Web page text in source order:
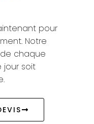
pour
Notre
chaque
jour soit